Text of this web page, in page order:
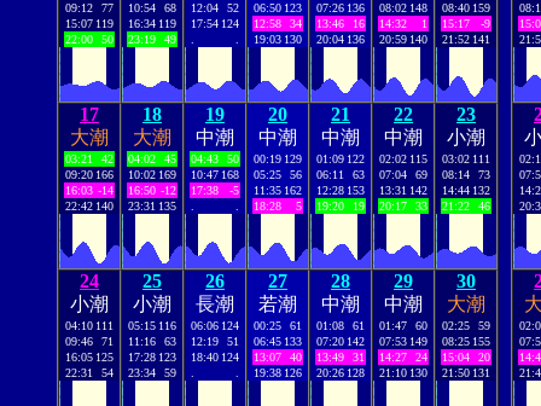
09:12
77
15:07 119
22:00
50
10:54
68
16:34 119
23:19
49
12:04
52
17:54 124
06:50 123
12:58
34
19:03 130
07:26 136
13:46
16
20:04 136
08:02 148
14:32
1
20:59 140
08:40 159
15:17
-9
21:52 141
17
大潮
03:21
42
09:20 166
16:03 -14
22:42 140
18
大潮
04:02
45
10:02 169
16:50 -12
23:31 135
19
中潮
04:43
50
10:47 168
17:38
-5
20
中潮
00:19 129
05:25
56
11:35 162
18:28
5
21
中潮
01:09 122
06:11
63
12:28 153
19:20
19
22
中潮
02:02 115
07:04
69
13:31 142
20:17
33
23
小潮
03:02 111
08:14
73
14:44 132
21:22
46
24
小潮
04:10 111
09:46
71
16:05 125
22:31
54
25
小潮
05:15 116
11:16
63
17:28 123
23:34
59
26
長潮
06:06 124
12:19
51
18:40 124
27
若潮
00:25
61
06:45 133
13:07
40
19:38 126
28
中潮
01:08
61
07:20 142
13:49
31
20:26 128
29
中潮
01:47
60
07:53 149
14:27
24
21:10 130
30
大潮
02:25
59
08:25 155
15:04
20
21:50 131